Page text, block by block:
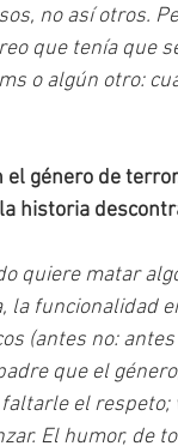
no así otros.
que tenía que
o algún otro:
género de
historia
quiere matar
la funcionalidad
(antes no:
que el
el respeto;
El humor, de